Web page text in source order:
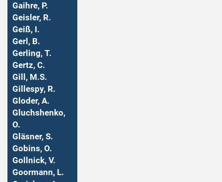
Gaihre, P.
Geisler, R.
Geiß, I.
Gerl, B.
Gerling, T.
Gertz, C.
Gill, M.S.
Gillespy, R.
Gloder, A.
Gluchshenko,
O.
Gläsner, S.
Gobins, O.
Gollnick, V.
Goormann, L.